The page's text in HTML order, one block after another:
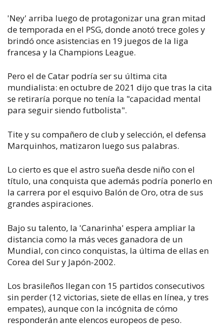
'Ney' arriba luego de protagonizar una gran mitad
de temporada en el PSG, donde anotó trece goles y
brindó once asistencias en 19 juegos de la liga
francesa y la Champions League.
Pero el de Catar podría ser su última cita
mundialista: en octubre de 2021 dijo que tras la cita
se retiraría porque no tenía la "capacidad mental
para seguir siendo futbolista".
Tite y su compañero de club y selección, el defensa
Marquinhos, matizaron luego sus palabras.
Lo cierto es que el astro sueña desde niño con el
título, una conquista que además podría ponerlo en
la carrera por el esquivo Balón de Oro, otra de sus
grandes aspiraciones.
Bajo su talento, la 'Canarinha' espera ampliar la
distancia como la más veces ganadora de un
Mundial, con cinco conquistas, la última de ellas en
Corea del Sur y Japón-2002.
Los brasileños llegan con 15 partidos consecutivos
sin perder (12 victorias, siete de ellas en línea, y tres
empates), aunque con la incógnita de cómo
responderán ante elencos europeos de peso.